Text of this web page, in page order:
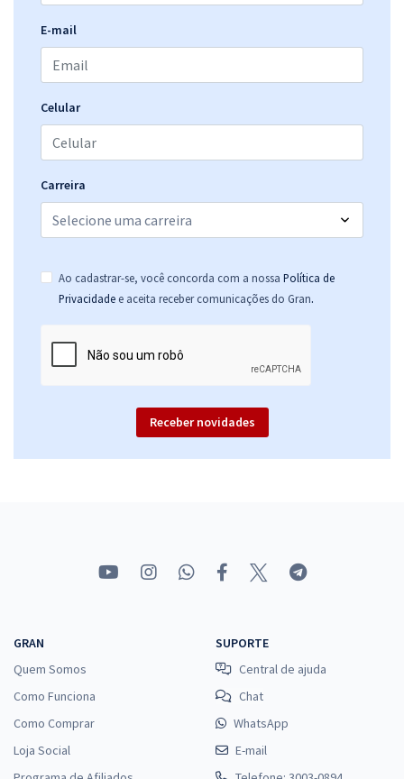
E-mail
Celular
Carreira
Ao cadastrar-se, você concorda com a nossa Política de
Privacidade e aceita receber comunicações do Gran.
Receber novidades
GRAN
Quem Somos
Como Funciona
Como Comprar
Loja Social
SUPORTE
Central de ajuda
Chat
WhatsApp
E-mail